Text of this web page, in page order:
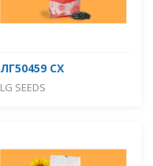
ЛГ50459 СХ
LG SEEDS